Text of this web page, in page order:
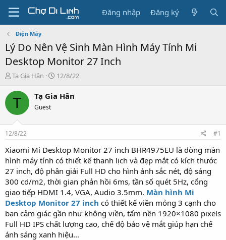
Đăng nhập Đăng ký
Điện Máy
Lý Do Nên Vệ Sinh Màn Hình Máy Tính Mi
Desktop Monitor 27 Inch
T
r
e
a
s
t
a
t
e
r
Tạ Gia Hân
N
à
12/8/22
T Tạ Gia Hân
Guest
12/8/22 #1
Xiaomi Mi Desktop Monitor 27 inch BHR4975EU là dòng màn
hình máy tính có thiết kế thanh lịch và đẹp mắt có kích thước
27 inch, độ phân giải Full HD cho hình ảnh sắc nét, độ sáng
300 cd/m2, thời gian phản hồi 6ms, tần số quét 5Hz, cổng
giao tiếp HDMI 1.4, VGA, Audio 3.5mm. Màn hình Mi
Desktop Monitor 27 inch có thiết kế viền mỏng 3 cạnh cho
bạn cảm giác gần như không viền, tấm nền 1920×1080 pixels
Full HD IPS chất lượng cao, chế độ bảo vệ mắt giúp hạn chế
ánh sáng xanh hiệu...